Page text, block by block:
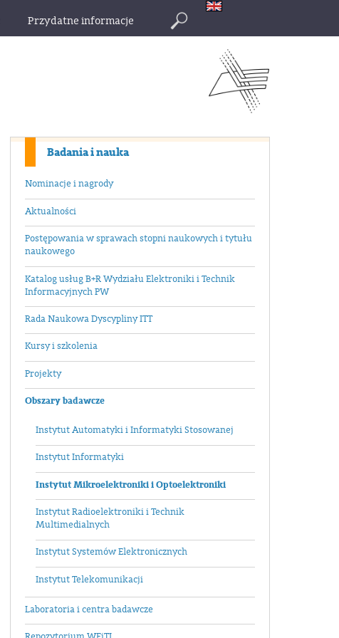
Przydatne informacje
Badania i nauka
Nominacje i nagrody
Aktualności
Postępowania w sprawach stopni naukowych i tytułu
naukowego
Katalog usług B+R Wydziału Elektroniki i Technik
Informacyjnych PW
Rada Naukowa Dyscypliny ITT
Kursy i szkolenia
Projekty
Obszary badawcze
Instytut Automatyki i Informatyki Stosowanej
Instytut Informatyki
Instytut Mikroelektroniki i Optoelektroniki
Instytut Radioelektroniki i Technik
Multimedialnych
Instytut Systemów Elektronicznych
Instytut Telekomunikacji
Laboratoria i centra badawcze